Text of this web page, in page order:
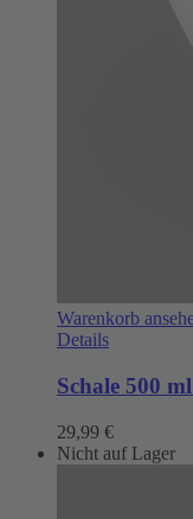
Warenkorb
Details
Schale 500
29,99 €
Nicht auf Lager